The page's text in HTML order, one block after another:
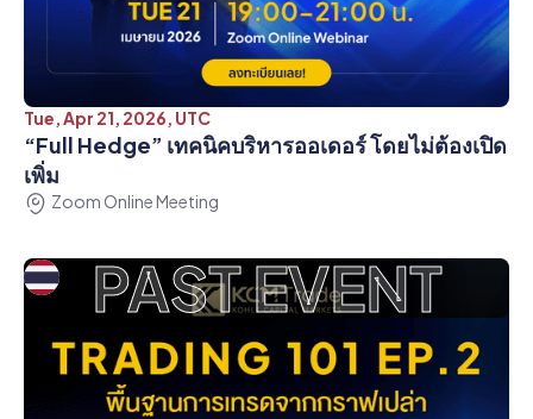
Tue, Apr 21, 2026, UTC
“Full Hedge” เทคนิคบริหารออเดอร์ โดยไม่ต้องเปิด
เพิ่ม
Zoom Online Meeting
PAST EVENT